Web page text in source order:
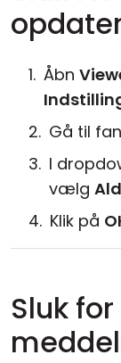
Åbn
Gå til
I
vælg
Klik på
Sluk